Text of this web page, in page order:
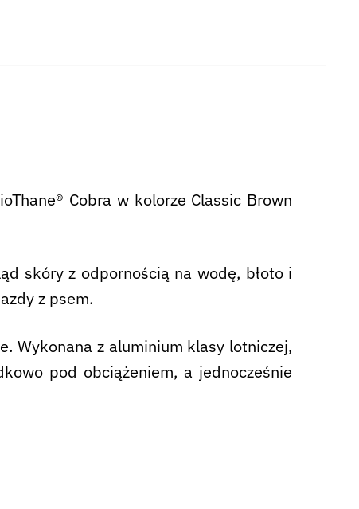
Cobra w kolorze Classic Brown
skóry z odpornością na wodę, błoto i
z psem.
Wykonana z aluminium klasy lotniczej,
pod obciążeniem, a jednocześnie